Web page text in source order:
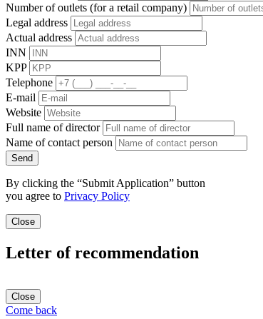
Number of outlets (for a retail company)
Legal address
Actual address
INN
KPP
Telephone
E-mail
Website
Full name of director
Name of contact person
Send
By clicking the “Submit Application” button
you agree to Privacy Policy
Close
Letter of recommendation
Close
Come back